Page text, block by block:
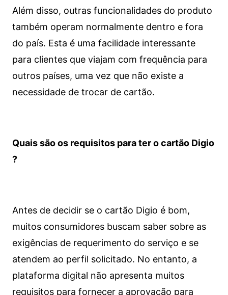
Além disso, outras funcionalidades do produto
também operam normalmente dentro e fora
do país. Esta é uma facilidade interessante
para clientes que viajam com frequência para
outros países, uma vez que não existe a
necessidade de trocar de cartão.
Quais são os requisitos para ter o cartão Digio
?
Antes de decidir se o cartão Digio é bom,
muitos consumidores buscam saber sobre as
exigências de requerimento do serviço e se
atendem ao perfil solicitado. No entanto, a
plataforma digital não apresenta muitos
requisitos para fornecer a aprovação para